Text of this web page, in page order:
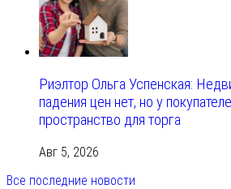
Риэлтор Ольга Успенская:
падения цен нет, но у
пространство для торга
Авг 5, 2026
Все последние новости